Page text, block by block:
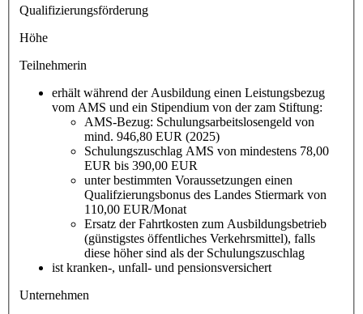
Qualifizierungsförderung
Höhe
Teilnehmerin
erhält während der Ausbildung einen Leistungsbezug
vom AMS und ein Stipendium von der zam Stiftung:
AMS-Bezug: Schulungsarbeitslosengeld von
mind. 946,80 EUR (2025)
Schulungszuschlag AMS von mindestens 78,00
EUR bis 390,00 EUR
unter bestimmten Voraussetzungen einen
Qualifzierungsbonus des Landes Stiermark von
110,00 EUR/Monat
Ersatz der Fahrtkosten zum Ausbildungsbetrieb
(günstigstes öffentliches Verkehrsmittel), falls
diese höher sind als der Schulungszuschlag
ist kranken-, unfall- und pensionsversichert
Unternehmen